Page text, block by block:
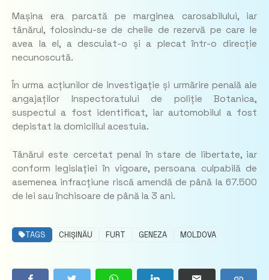
Mașina era parcată pe marginea carosabilului, iar
tânărul, folosindu-se de cheile de rezervă pe care le
avea la el, a descuiat-o și a plecat într-o direcție
necunoscută.
În urma acțiunilor de investigație și urmărire penală ale
angajaților Inspectoratului de poliție Botanica,
suspectul a fost identificat, iar automobilul a fost
depistat la domiciliul acestuia.
Tânărul este cercetat penal în stare de libertate, iar
conform legislației în vigoare, persoana culpabilă de
asemenea infracțiune riscă amendă de până la 67.500
de lei sau închisoare de până la 3 ani.
TAGS CHIȘINĂU FURT GENEZA MOLDOVA